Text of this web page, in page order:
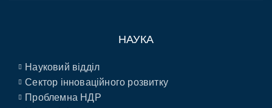
НАУКА
Науковий відділ
Сектор інноваційного розвитку
Проблемна НДР